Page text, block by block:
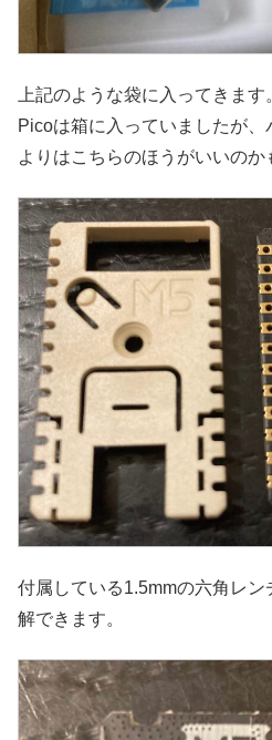
上記のような袋に入ってきま
Picoは箱に入っていましたが
よりはこちらのほうがいいのか
付属している1.5mmの六角レ
解できます。